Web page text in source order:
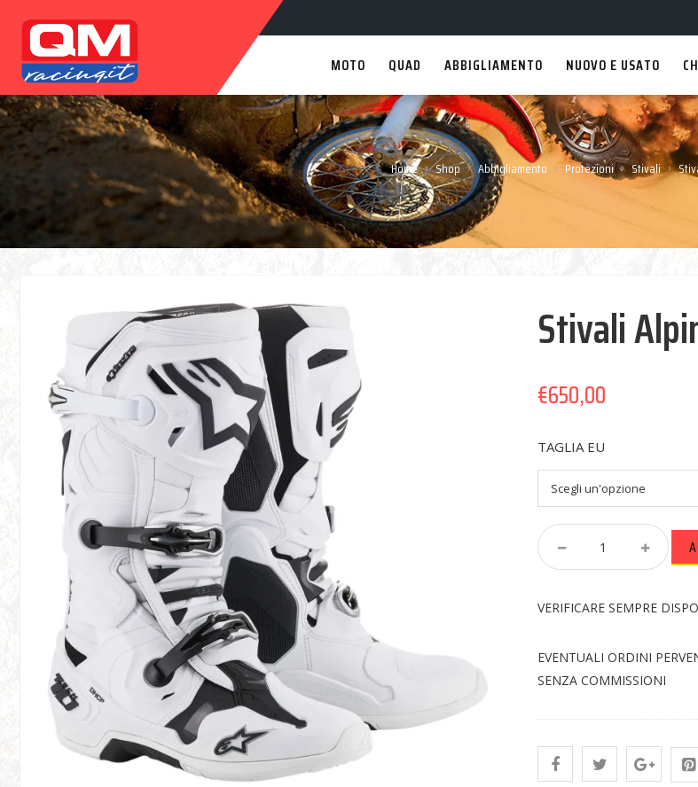
MOTO QUAD ABBIGLIAMENTO NUOVO E USATO
Home › Shop › Abbigliamento › Protezioni › Stivali ›
Stivali
€650,00
TAGLIA EU
Stivali
Alpinestars
Tech
Quantity
VERIFICARE SEMPRE
EVENTUALI ORDINI
SENZA COMMISSIONI